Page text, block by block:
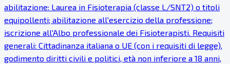
abilitazione: Laurea in Fisioterapia (classe L/SNT2) o titoli
equipollenti; abilitazione all'esercizio della professione;
iscrizione all'Albo professionale dei Fisioterapisti. Requisiti
generali: Cittadinanza italiana o UE (con i requisiti di legge),
godimento diritti civili e politici, età non inferiore a 18 anni,